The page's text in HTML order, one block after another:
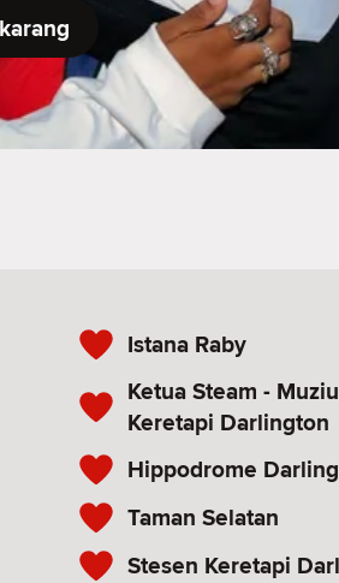
Istana Raby
Ketua Steam -
Keretapi Darlington
Hippodrome
Taman Selatan
Stesen Keretapi